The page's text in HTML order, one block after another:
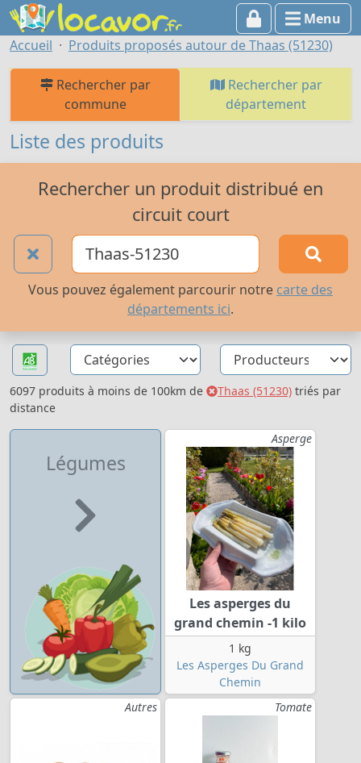
Menu
Accueil
Produits proposés autour de Thaas (51230)
Rechercher par
commune
Rechercher par
département
Liste des produits
Rechercher un produit distribué en
circuit court
Vous pouvez également parcourir notre carte des
départements ici.
6097 produits à moins de 100km de Thaas (51230) triés par
distance
Légumes
Asperge
Les asperges du
grand chemin -1 kilo
1 kg
Les Asperges Du Grand
Chemin
Autres
Tomate